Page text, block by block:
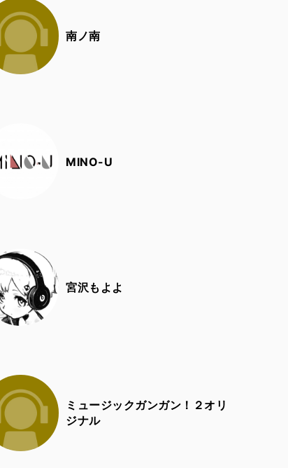
南ノ南
MINO-U
宮沢もよよ
ミュージックガンガン！２オリ
ジナル